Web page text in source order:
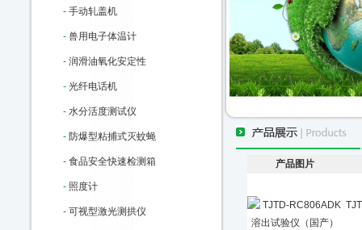
- 手动轧盖机
- 兽用电子体温计
- 润滑油氧化安定性
- 光纤电话机
- 水分活度测试仪
- 防爆型粘捕式灭蚊蝇
- 食品安全快速检测箱
- 照度计
- 可视型激光测拱仪
产品图片